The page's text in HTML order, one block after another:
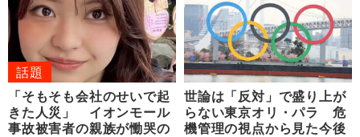
話題
「そもそも会社のせいで起
きた人災」 イオンモール
事故被害者の親族が慟哭の
世論は「反対」で盛り上が
らない東京オリ・パラ 危
機管理の視点から見た今後